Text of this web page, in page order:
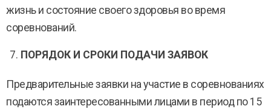
жизнь и состояние своего здоровья во время
соревнований.
ПОРЯДОК И СРОКИ ПОДАЧИ ЗАЯВОК
Предварительные заявки на участие в соревнованиях
подаются заинтересованными лицами в период по 15